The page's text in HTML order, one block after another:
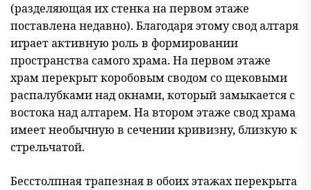
(разделяющая их стенка на первом этаже
поставлена недавно). Благодаря этому свод алтаря
играет активную роль в формировании
пространства самого храма. На первом этаже
храм перекрыт коробовым сводом со щековыми
распалубками над окнами, который замыкается с
востока над алтарем. На втором этаже свод храма
имеет необычную в сечении кривизну, близкую к
стрельчатой.
Бесстолпная трапезная в обоих этажах перекрыта